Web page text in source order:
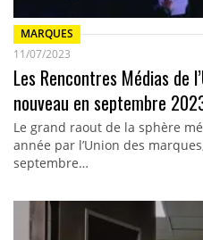
MARQUES
11/07/2023
Les Rencontres Médias de
nouveau en septembre
Le grand raout de la sphère
année par l’Union des
septembre…